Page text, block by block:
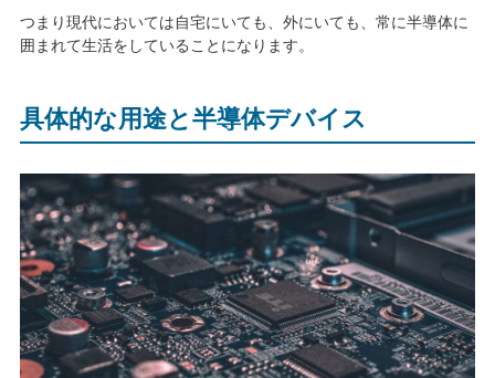
つまり現代においては自宅にいても、外にいても、常に半導体に
囲まれて生活をしていることになります。
具体的な用途と半導体デバイス